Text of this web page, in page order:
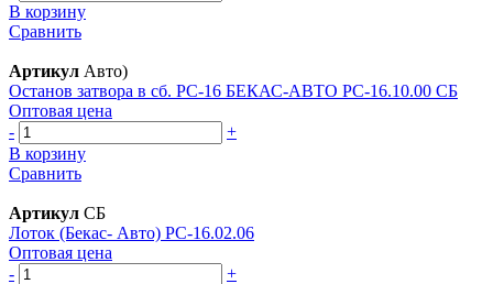
В корзину
Сравнить
Артикул Авто)
Останов затвора в сб. РС-16 БЕКАС-АВТО РС-16.10.00 СБ
Оптовая цена
-
+
В корзину
Сравнить
Артикул СБ
Лоток (Бекас- Авто) РС-16.02.06
Оптовая цена
-
+